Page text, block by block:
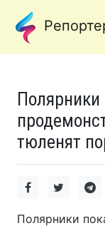
тюленят
Полярники